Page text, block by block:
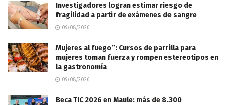
Investigadores logran estimar riesgo de
fragilidad a partir de exámenes de sangre
09/08/2026
Mujeres al fuego”: Cursos de parrilla para
mujeres toman fuerza y rompen estereotipos en
la gastronomía
09/08/2026
Beca TIC 2026 en Maule: más de 8.300